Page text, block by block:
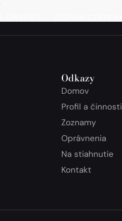
Odkazy
Domov
Profil a činnosti
Zoznamy
Oprávnenia
Na stiahnutie
Kontakt